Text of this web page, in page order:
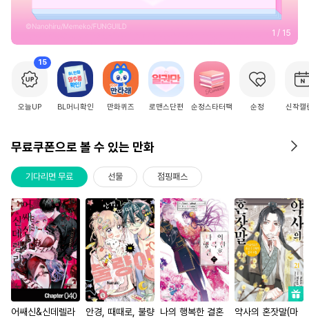
2 / 15
15
오늘UP BL머니확인 만화퀴즈 로맨스단편 순정스타터팩 순정 신작캘
무료쿠폰으로 볼 수 있는 만화
기다리면 무료 선물 점핑패스
어쌔신&신데렐라
안경, 때때로, 불량 나의 행복한 결혼
약사의 혼잣말(마